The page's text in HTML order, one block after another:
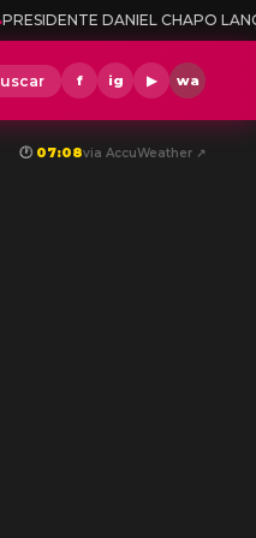
LANÇA CONCURSOS PARA
f ig ▶ wa
🕐 07:08via AccuWeather ↗